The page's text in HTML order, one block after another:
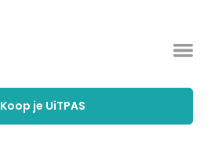
Koop je UiTPAS